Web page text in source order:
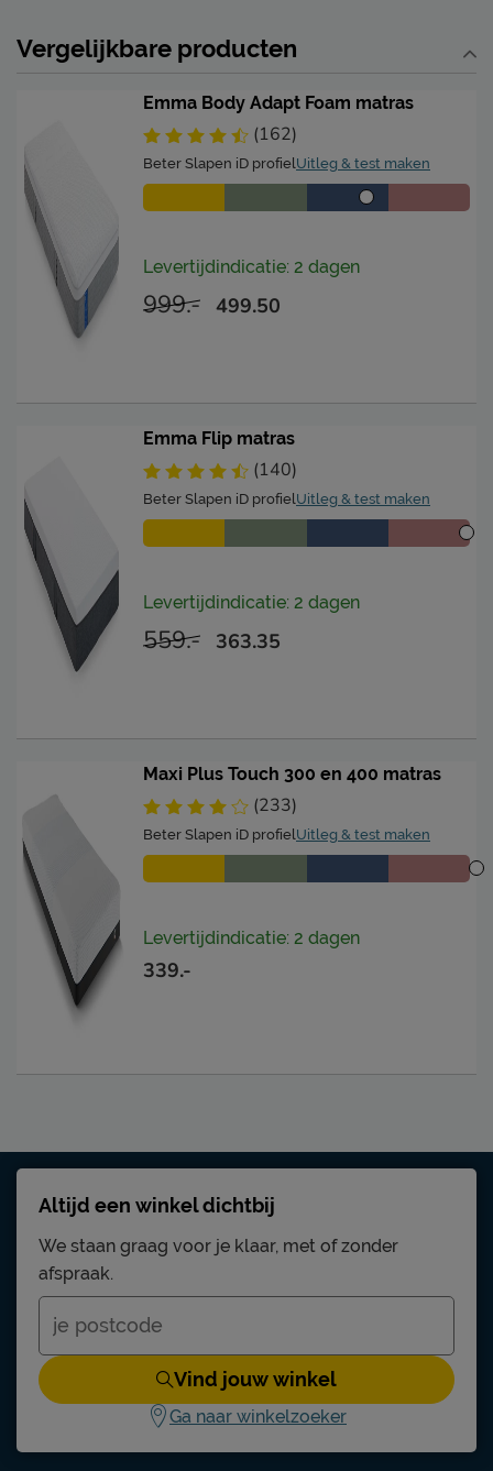
Vergelijkbare producten
Emma Body Adapt Foam matras
(162)
Beter Slapen iD profiel Uitleg & test maken
Levertijdindicatie: 2 dagen
999.- 499.50
Emma Flip matras
(140)
Beter Slapen iD profiel Uitleg & test maken
Levertijdindicatie: 2 dagen
559.- 363.35
Maxi Plus Touch 300 en 400 matras
(233)
Beter Slapen iD profiel Uitleg & test maken
Levertijdindicatie: 2 dagen
339.-
Altijd een winkel dichtbij
We staan graag voor je klaar, met of zonder
afspraak.
Vind jouw winkel
Ga naar winkelzoeker